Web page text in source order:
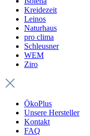
Kreidezeit
Leinos
Naturhaus
pro clima
Schleusner
WEM
Ziro
ÖkoPlus
Unsere Hersteller
Kontakt
FAQ